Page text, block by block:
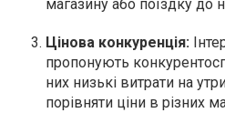
магазину або поїздку до
Цінова конкуренція:
пропонують
них низькі витрати на
порівняти ціни в різних